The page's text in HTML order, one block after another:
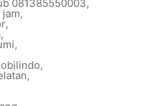
081385550003,
,
,
,
,
,
,